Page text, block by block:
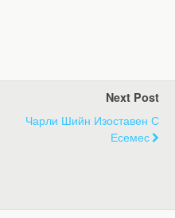
Next Post
Чарли Шийн Изоставен С
Есемес